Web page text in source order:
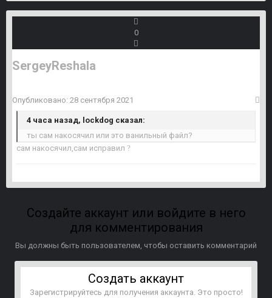
0
SergeyReshala
Опубликовано: 28 сентября 2021
4 часа назад, lockdog сказал:
ты сам накосячил или это ванильный файл?
сам накосячил,сам исправил ?
Создайте аккаунт или войдите в него
для комментирования
Вы должны быть пользователем, чтобы оставить комментарий
Создать аккаунт
Зарегистрируйтесь для получения аккаунта. Это просто!